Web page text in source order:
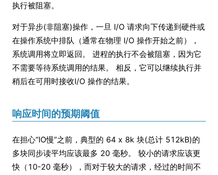
执行被阻塞。
对于异步(非阻塞)操作，一旦 I/O 请求向下传递到硬件或
在操作系统中排队（通常在物理 I/O 操作开始之前），
系统调用将立即返回。 进程的执行不会被阻塞，因为它
不需要等待系统调用的结果。 相反，它可以继续执行并
稍后在可用时接收I/O 操作的结果。
响应时间的预期阈值
在担心“IO慢”之前，典型的 64 x 8k 块(总计 512kB)的
多块同步读平均应该最多 20 毫秒。 较小的请求应该更
快（10-20 毫秒），而对于较大的请求，经过的时间不